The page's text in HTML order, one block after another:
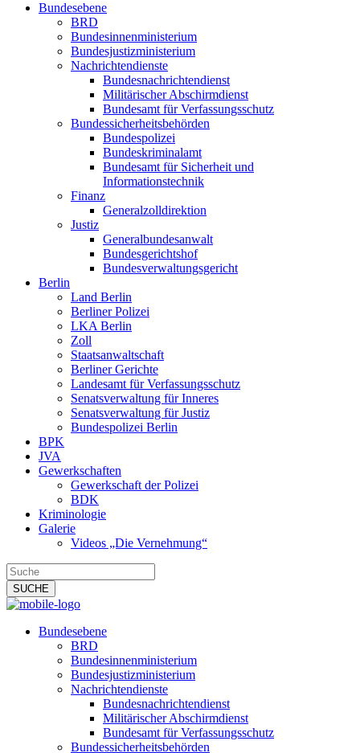
Bundesebene
BRD
Bundesinnenministerium
Bundesjustizministerium
Nachrichtendienste
Bundesnachrichtendienst
Militärischer Abschirmdienst
Bundesamt für Verfassungsschutz
Bundessicherheitsbehörden
Bundespolizei
Bundeskriminalamt
Bundesamt für Sicherheit und
Informationstechnik
Finanz
Generalzolldirektion
Justiz
Generalbundesanwalt
Bundesgerichtshof
Bundesverwaltungsgericht
Berlin
Land Berlin
Berliner Polizei
LKA Berlin
Zoll
Staatsanwaltschaft
Berliner Gerichte
Landesamt für Verfassungsschutz
Senatsverwaltung für Inneres
Senatsverwaltung für Justiz
Bundespolizei Berlin
BPK
JVA
Gewerkschaften
Gewerkschaft der Polizei
BDK
Kriminologie
Galerie
Videos „Die Vernehmung“
Bundesebene
BRD
Bundesinnenministerium
Bundesjustizministerium
Nachrichtendienste
Bundesnachrichtendienst
Militärischer Abschirmdienst
Bundesamt für Verfassungsschutz
Bundessicherheitsbehörden